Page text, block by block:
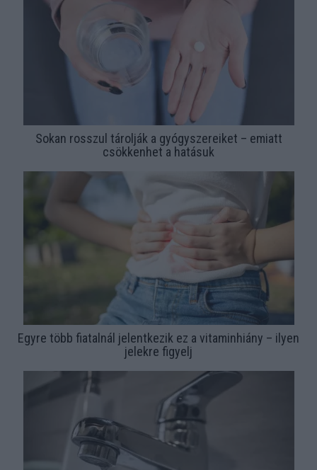
Sokan rosszul tárolják a gyógyszereiket – emiatt
csökkenhet a hatásuk
Egyre több fiatalnál jelentkezik ez a vitaminhiány – ilyen
jelekre figyelj